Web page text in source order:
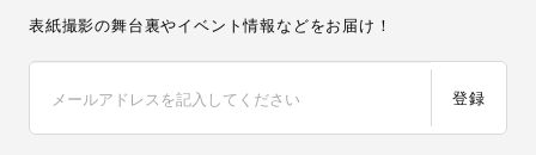
表紙撮影の舞台裏やイベント情報などをお届け！
登録